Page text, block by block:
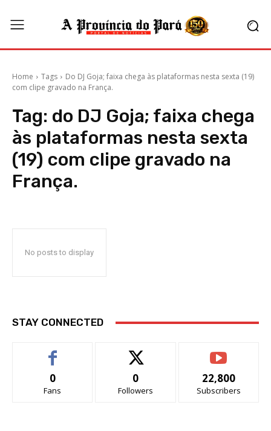
Home Tags
Do DJ Goja; faixa chega às plataformas nesta sexta (19)
com clipe gravado na França.
Tag: do DJ Goja; faixa chega
às plataformas nesta sexta
(19) com clipe gravado na
França.
No posts to display
STAY CONNECTED
0
Fans
0
Followers
22,800
Subscribers